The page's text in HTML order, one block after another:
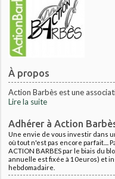
À propos
Action Barbès est une
Lire la suite
Adhérer à Action
Une envie de vous investir dans
où tout n'est pas encore parfait....
ACTION BARBES par le biais du
annuelle est fixée à 10euros) et
hebdomadaire.